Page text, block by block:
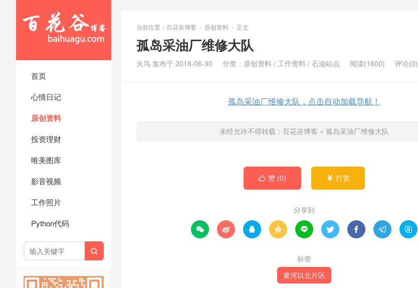
首页
心情日记
原创资料
投资理财
唯美图库
影音视频
工作照片
Python代码

当前位置： 百花谷博客 > 原创资料 > 正文
孤岛采油厂维修大队
火鸟 发布于 2018-06-30 分类： 原创资料 / 工作资料 / 石油站点 阅读(1600) 评论(0)
孤岛采油厂维修大队，点击自动加载导航！
未经允许不得转载： 百花谷博客 » 孤岛采油厂维修大队
 赞 (0)  打赏
分享到
        
标签
黄河以北片区